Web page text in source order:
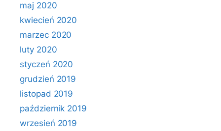
maj 2020
kwiecień 2020
marzec 2020
luty 2020
styczeń 2020
grudzień 2019
listopad 2019
październik 2019
wrzesień 2019